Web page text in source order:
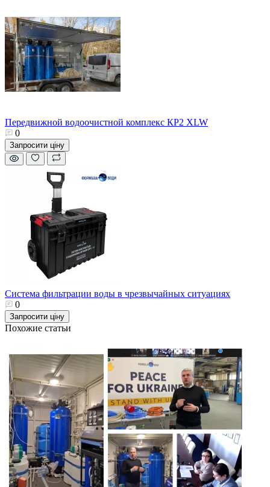
Передвижной водоочистной комплекс КР2 XLW
0
Запросити ціну
Система фильтрации воды в чрезвычайных ситуациях
0
Запросити ціну
Похожие статьи